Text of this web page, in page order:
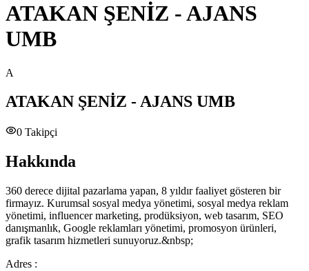
ATAKAN ŞENİZ - AJANS
UMB
A
ATAKAN ŞENİZ - AJANS UMB
0 Takipçi
Hakkında
360 derece dijital pazarlama yapan, 8 yıldır faaliyet gösteren bir
firmayız. Kurumsal sosyal medya yönetimi, sosyal medya reklam
yönetimi, influencer marketing, prodüksiyon, web tasarım, SEO
danışmanlık, Google reklamları yönetimi, promosyon ürünleri,
grafik tasarım hizmetleri sunuyoruz.&nbsp;
Adres :